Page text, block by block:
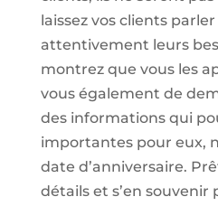
laissez vos clients
attentivement leurs
montrez que vous les
vous également de
des informations qui
importantes pour eux,
date d’anniversaire.
détails et s’en souvenir